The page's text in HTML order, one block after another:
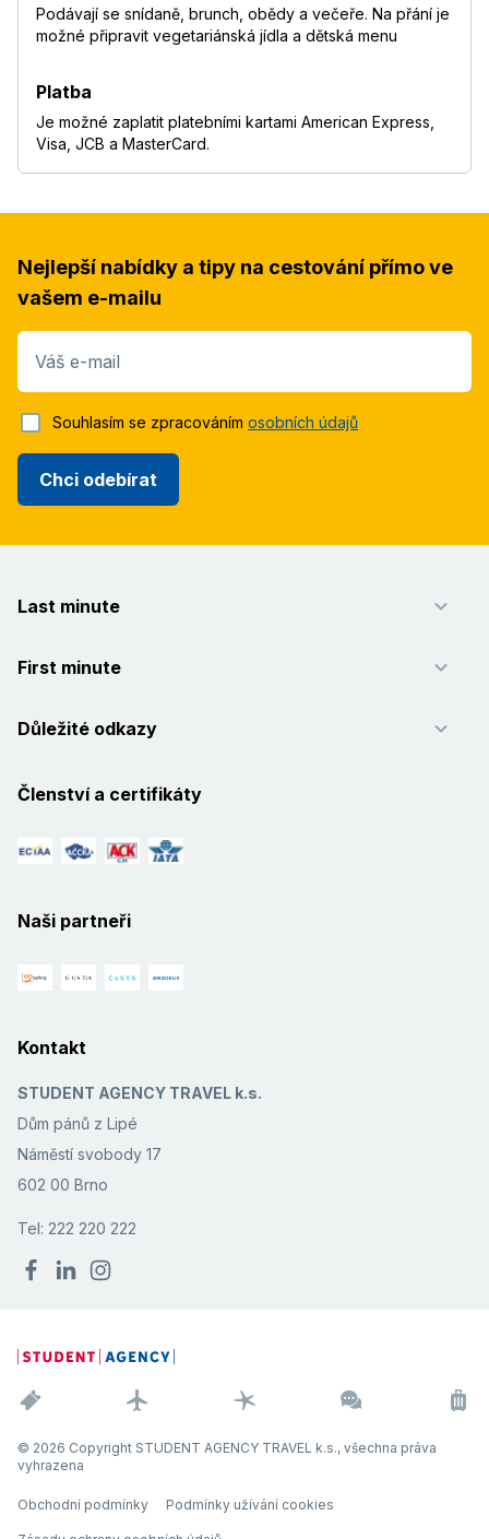
Podávají se snídaně, brunch, obědy a večeře. Na přání je
možné připravit vegetariánská jídla a dětská menu
Platba
Je možné zaplatit platebními kartami American Express,
Visa, JCB a MasterCard.
Nejlepší nabídky a tipy na cestování přímo ve
vašem e-mailu
Váš e-mail
Chci odebírat
Souhlasím se zpracováním osobních údajů
Last minute
First minute
Důležité odkazy
Členství a certifikáty
Naši partneři
Kontakt
STUDENT AGENCY TRAVEL k.s.
Dům pánů z Lipé
Náměstí svobody 17
602 00 Brno
Tel: 222 220 222
© 2026 Copyright STUDENT AGENCY TRAVEL k.s., všechna práva
vyhrazena
Obchodní podmínky Podmínky užívání cookies